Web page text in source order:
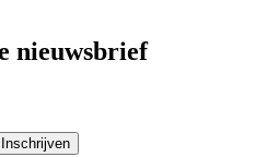
nieuwsbrief
Inschrijven